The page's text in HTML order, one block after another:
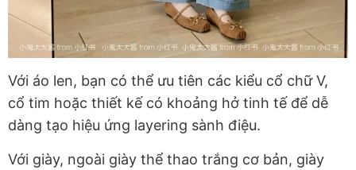
Với áo len, bạn có thể ưu tiên các kiểu cổ chữ V,
cổ tim hoặc thiết kế có khoảng hở tinh tế để dễ
dàng tạo hiệu ứng layering sành điệu.
Với giày, ngoài giày thể thao trắng cơ bản, giày